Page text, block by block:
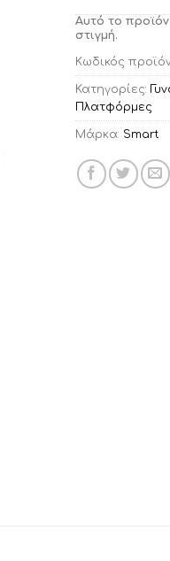
Αυτό το προϊόν
στιγμή.
Κωδικός
Κατηγορίες:
Πλατφόρμες
Μάρκα: Smart